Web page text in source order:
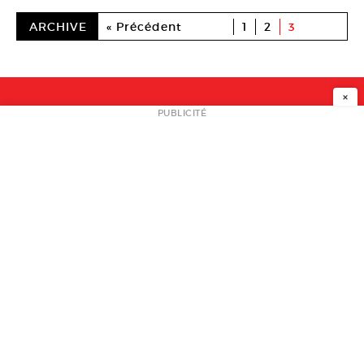
ARCHIVE « Précédent 1 2 3
NEWSLETTER
×
PUBLICITÉ